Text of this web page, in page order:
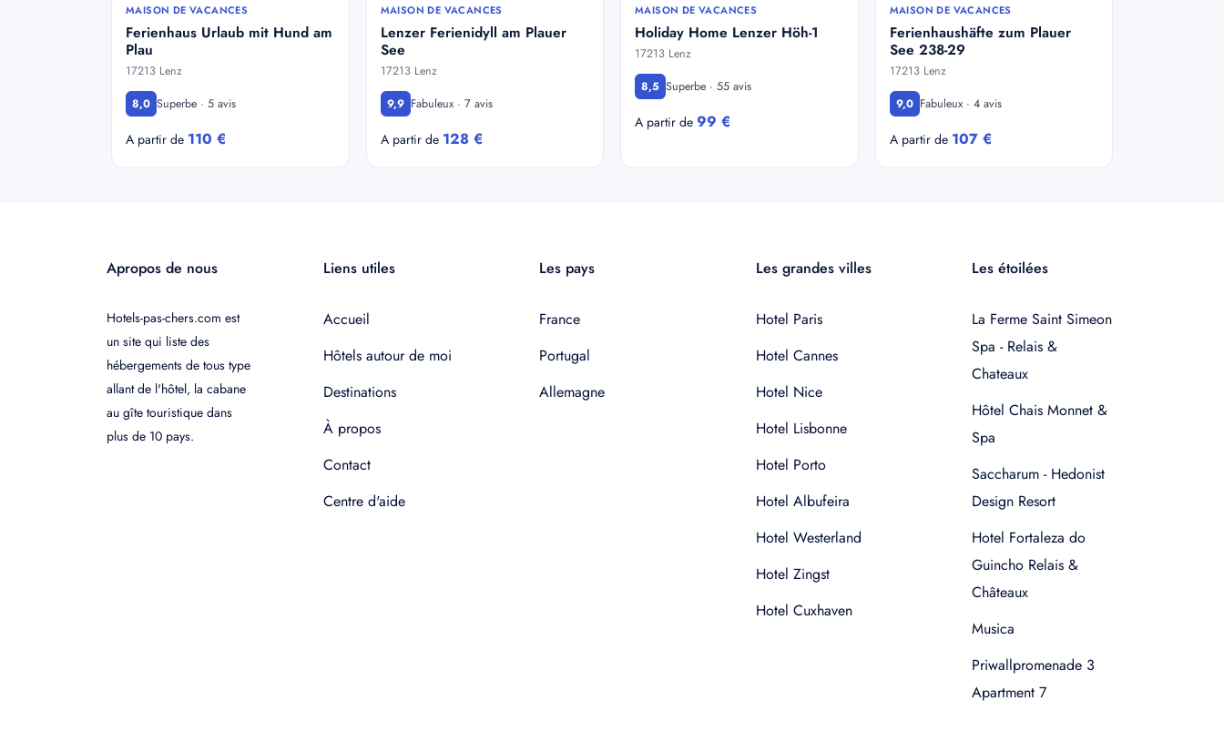
MAISON DE VACANCES
Ferienhaus Urlaub mit Hund am
Plau
17213 Lenz
8,0 Superbe · 5 avis
A partir de 110 €
MAISON DE VACANCES
Lenzer Ferienidyll am Plauer
See
17213 Lenz
9,9 Fabuleux · 7 avis
A partir de 128 €
MAISON DE VACANCES
Holiday Home Lenzer Höh-1
17213 Lenz
8,5 Superbe · 55 avis
A partir de 99 €
MAISON DE VACANCES
Ferienhaushäfte zum Plauer
See 238-29
17213 Lenz
9,0 Fabuleux · 4 avis
A partir de 107 €
Apropos de nous
Hotels-pas-chers.com est
un site qui liste des
hébergements de tous type
allant de l'hôtel, la cabane
au gîte touristique dans
plus de 10 pays.
Liens utiles
Accueil
Hôtels autour de moi
Destinations
À propos
Contact
Centre d'aide
Les pays
France
Portugal
Allemagne
Les grandes villes
Hotel Paris
Hotel Cannes
Hotel Nice
Hotel Lisbonne
Hotel Porto
Hotel Albufeira
Hotel Westerland
Hotel Zingst
Hotel Cuxhaven
Les étoilées
La Ferme Saint Simeon
Spa - Relais &
Chateaux
Hôtel Chais Monnet &
Spa
Saccharum - Hedonist
Design Resort
Hotel Fortaleza do
Guincho Relais &
Châteaux
Musica
Priwallpromenade 3
Apartment 7